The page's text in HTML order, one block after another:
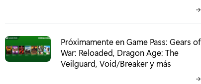
Próximamente en Game Pass: Gears of
War: Reloaded, Dragon Age: The
Veilguard, Void/Breaker y más